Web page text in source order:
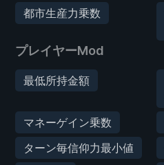
都市生産力乗数
プレイヤーMod
最低所持金額
マネーゲイン乗数
ターン毎信仰力最小値